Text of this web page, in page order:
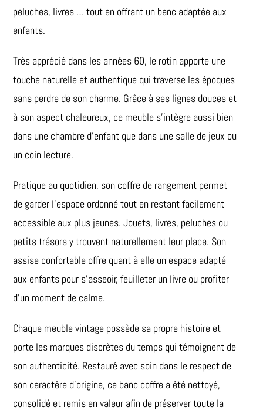
peluches, livres … tout en offrant un banc adaptée aux
enfants.
Très apprécié dans les années 60, le rotin apporte une
touche naturelle et authentique qui traverse les époques
sans perdre de son charme. Grâce à ses lignes douces et
à son aspect chaleureux, ce meuble s’intègre aussi bien
dans une chambre d’enfant que dans une salle de jeux ou
un coin lecture.
Pratique au quotidien, son coffre de rangement permet
de garder l’espace ordonné tout en restant facilement
accessible aux plus jeunes. Jouets, livres, peluches ou
petits trésors y trouvent naturellement leur place. Son
assise confortable offre quant à elle un espace adapté
aux enfants pour s’asseoir, feuilleter un livre ou profiter
d’un moment de calme.
Chaque meuble vintage possède sa propre histoire et
porte les marques discrètes du temps qui témoignent de
son authenticité. Restauré avec soin dans le respect de
son caractère d’origine, ce banc coffre a été nettoyé,
consolidé et remis en valeur afin de préserver toute la